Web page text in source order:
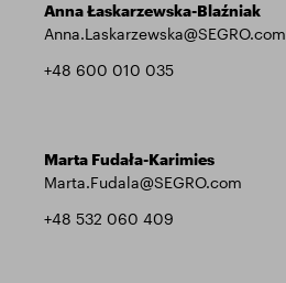
Anna Łaskarzewska-Blaźniak
Anna.Laskarzewska@SEGRO.com
+48 600 010 035
Marta Fudała-Karimies
Marta.Fudala@SEGRO.com
+48 532 060 409